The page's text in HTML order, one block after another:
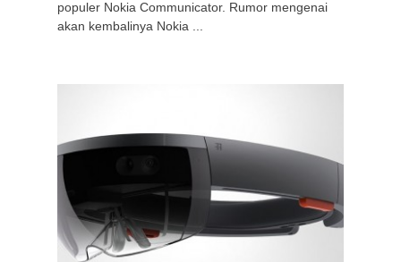
populer Nokia Communicator. Rumor mengenai
akan kembalinya Nokia ...